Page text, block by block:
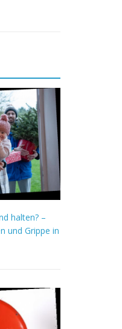
halten? –
und Grippe in